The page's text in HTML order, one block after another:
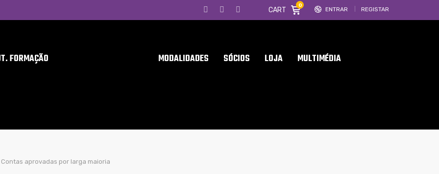
ENTRAR REGISTAR
CART
0
FORMAÇÃO MODALIDADES SÓCIOS LOJA MULTIMÉDIA
Contas aprovadas por larga maioria